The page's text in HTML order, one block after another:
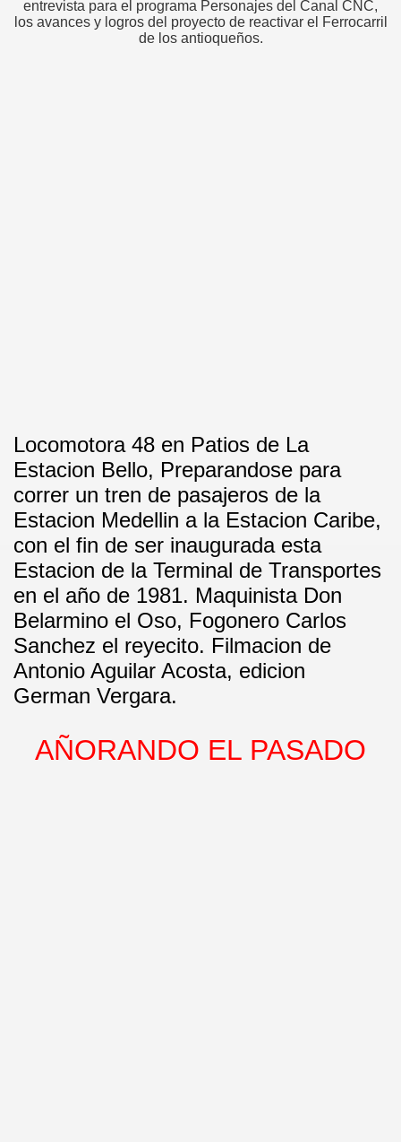
entrevista para el programa Personajes del Canal CNC,
los avances y logros del proyecto de reactivar el Ferrocarril
de los antioqueños.
Locomotora 48 en Patios de La
Estacion Bello, Preparandose para
correr un tren de pasajeros de la
Estacion Medellin a la Estacion Caribe,
con el fin de ser inaugurada esta
Estacion de la Terminal de Transportes
en el año de 1981. Maquinista Don
Belarmino el Oso, Fogonero Carlos
Sanchez el reyecito. Filmacion de
Antonio Aguilar Acosta, edicion
German Vergara.
AÑORANDO EL PASADO